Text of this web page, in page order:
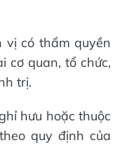
vị có thẩm quyền
cơ quan, tổ chức,
trị.
hưu hoặc thuộc
quy định của